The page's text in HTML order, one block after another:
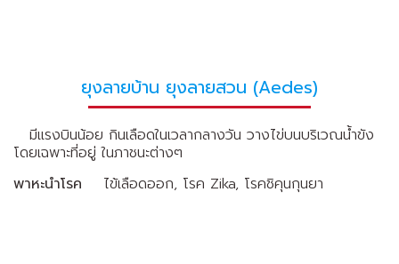
ยุงลายบ้าน ยุงลายสวน (Aedes)
มีแรงบินน้อย กินเลือดในเวลากลางวัน วางไข่บนบริเวณน้ำขัง
โดยเฉพาะที่อยู่ ในภาชนะต่างๆ
พาหะนำโรค
ไข้เลือดออก, โรค Zika, โรคชิคุนกุนยา